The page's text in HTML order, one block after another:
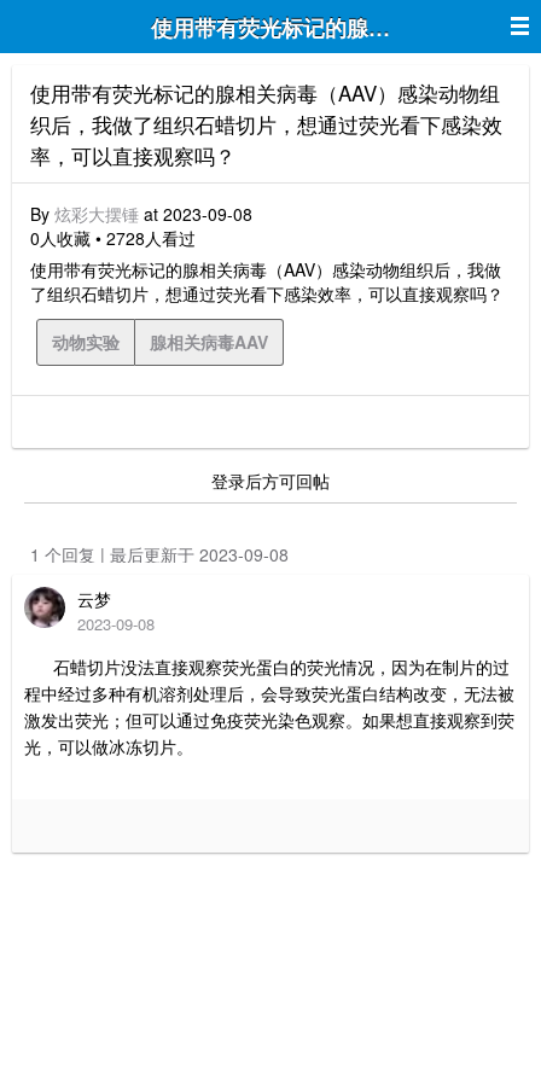
使用带有荧光标记的腺相关病毒（AAV
使用带有荧光标记的腺相关病毒（AAV）感染动物组
织后，我做了组织石蜡切片，想通过荧光看下感染效
率，可以直接观察吗？
By 炫彩大摆锤 at 2023-09-08
0人收藏 • 2728人看过
使用带有荧光标记的腺相关病毒（AAV）感染动物组织后，我做
了组织石蜡切片，想通过荧光看下感染效率，可以直接观察吗？
动物实验
腺相关病毒AAV
登录后方可回帖
1 个回复 | 最后更新于 2023-09-08
云梦
2023-09-08
石蜡切片没法直接观察荧光蛋白的荧光情况，因为在制片的过
程中经过多种有机溶剂处理后，会导致荧光蛋白结构改变，无法被
激发出荧光；但可以通过免疫荧光染色观察。如果想直接观察到荧
光，可以做冰冻切片。